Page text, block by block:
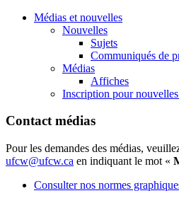
Médias et nouvelles
Nouvelles
Sujets
Communiqués de
Médias
Affiches
Inscription pour
Contact médias
Pour les demandes des médias,
ufcw@ufcw.ca en indiquant le mot «
Consulter nos normes